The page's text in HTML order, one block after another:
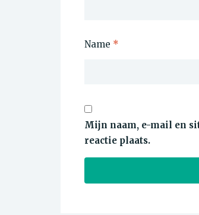
Name *
Mijn naam, e-mail en
reactie plaats.